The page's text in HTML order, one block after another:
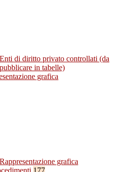
Enti di diritto privato controllati (da
pubblicare in tabelle)
grafica
Rappresentazione grafica